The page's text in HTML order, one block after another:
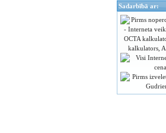
Sadarbībā ar: